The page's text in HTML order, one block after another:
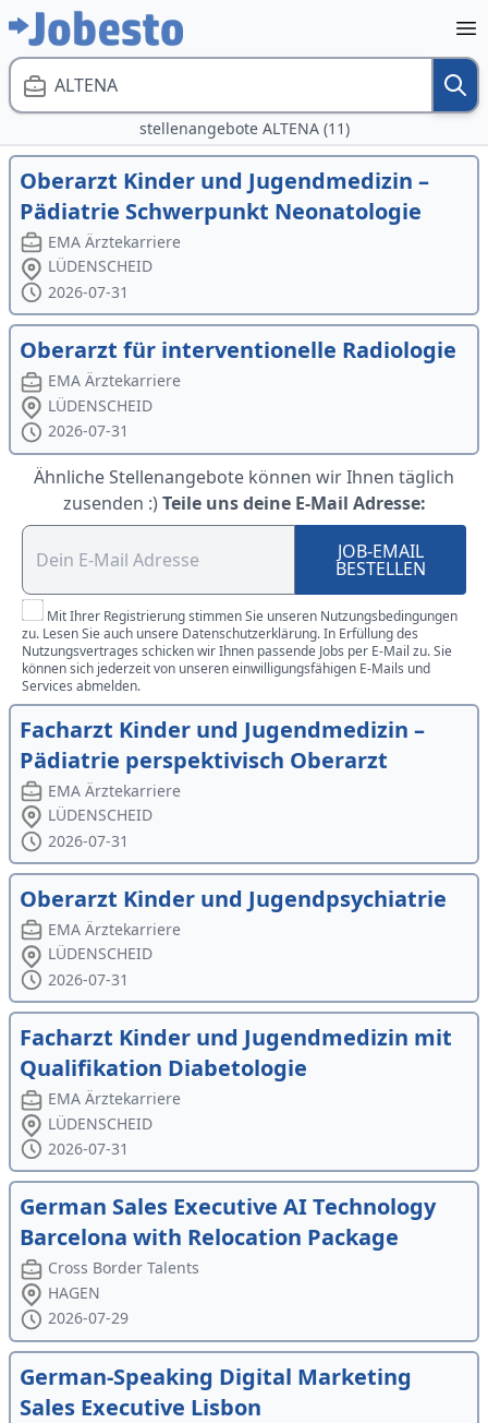
ALTENA
stellenangebote ALTENA (11)
Oberarzt Kinder und Jugendmedizin –
Pädiatrie Schwerpunkt Neonatologie
EMA Ärztekarriere
LÜDENSCHEID
2026-07-31
Oberarzt für interventionelle Radiologie
EMA Ärztekarriere
LÜDENSCHEID
2026-07-31
Ähnliche Stellenangebote können wir Ihnen täglich
zusenden :) Teile uns deine E-Mail Adresse:
JOB-EMAIL
BESTELLEN
Mit Ihrer Registrierung stimmen Sie unseren Nutzungsbedingungen
zu. Lesen Sie auch unsere Datenschutzerklärung. In Erfüllung des
Nutzungsvertrages schicken wir Ihnen passende Jobs per E-Mail zu. Sie
können sich jederzeit von unseren einwilligungsfähigen E-Mails und
Services abmelden.
Facharzt Kinder und Jugendmedizin –
Pädiatrie perspektivisch Oberarzt
EMA Ärztekarriere
LÜDENSCHEID
2026-07-31
Oberarzt Kinder und Jugendpsychiatrie
EMA Ärztekarriere
LÜDENSCHEID
2026-07-31
Facharzt Kinder und Jugendmedizin mit
Qualifikation Diabetologie
EMA Ärztekarriere
LÜDENSCHEID
2026-07-31
German Sales Executive AI Technology
Barcelona with Relocation Package
Cross Border Talents
HAGEN
2026-07-29
German-Speaking Digital Marketing
Sales Executive Lisbon